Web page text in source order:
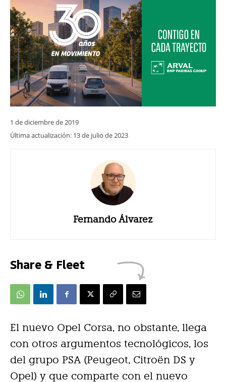
1 de diciembre de 2019
Última actualización: 13 de julio de 2023
Fernando Álvarez
Share & Fleet
El nuevo Opel Corsa, no obstante, llega
con otros argumentos tecnológicos, los
del grupo PSA (Peugeot, Citroën DS y
Opel) y que comparte con el nuevo